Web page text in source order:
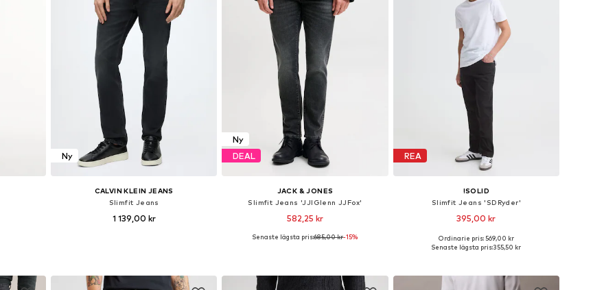
Ny
CALVIN KLEIN JEANS
Slimfit Jeans
1 139,00 kr
Ny
DEAL
JACK & JONES
Slimfit Jeans 'JJIGlenn JJFox'
582,25 kr
Tillgänglig i många storlekar
Senaste lägsta pris:685,00 kr-15%
REA
!SOLID
Slimfit Jeans 'SDRyder'
395,00 kr
Tillgänglig i många storlekar
Ordinarie pris: 569,00 kr
Senaste lägsta pris:355,50 kr